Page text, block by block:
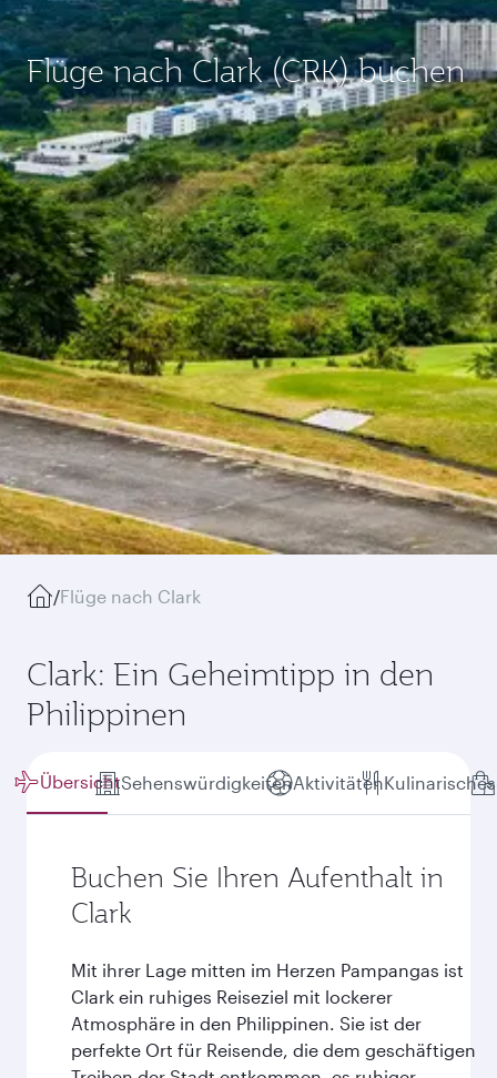
Flüge nach Clark (CRK) buchen
/Flüge nach Clark
Clark: Ein Geheimtipp in den
Philippinen
ÜbersichtSehenswürdigkeitenAktivitätenKulinarisches
Buchen Sie Ihren Aufenthalt in
Clark
Mit ihrer Lage mitten im Herzen Pampangas ist
Clark ein ruhiges Reiseziel mit lockerer
Atmosphäre in den Philippinen. Sie ist der
perfekte Ort für Reisende, die dem geschäftigen